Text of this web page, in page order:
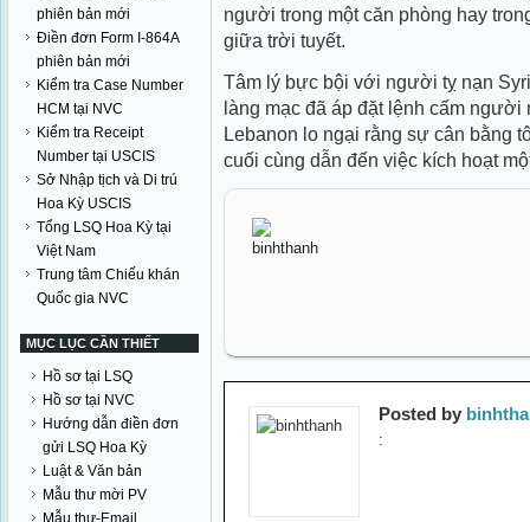
phiên bản mới
Điền đơn Form I-864A
phiên bản mới
Kiểm tra Case Number
HCM tại NVC
Kiểm tra Receipt
Number tại USCIS
Sở Nhập tịch và Di trú
Hoa Kỳ USCIS
Tổng LSQ Hoa Kỳ tại
Việt Nam
Trung tâm Chiếu khán
Quốc gia NVC
MỤC LỤC CẦN THIẾT
Hồ sơ tại LSQ
Hồ sơ tại NVC
Hướng dẫn điền đơn
gửi LSQ Hoa Kỳ
Luật & Văn bản
Mẫu thư mời PV
Mẫu thư-Email
người trong một căn phòng hay
giữa trời tuyết.
Tâm lý bực bội với người tỵ nạn
làng mạc đã áp đặt lệnh cấm
Lebanon lo ngại rằng sự cân bằng
cuối cùng dẫn đến việc kích hoạt
Posted by
: